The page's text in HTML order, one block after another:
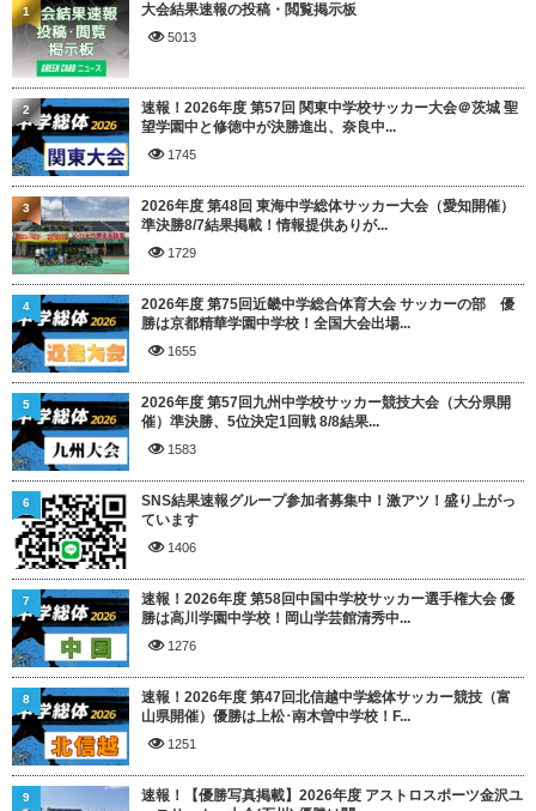
大会結果速報の投稿・閲覧掲示板
5013
1
速報！2026年度 第57回 関東中学校サッカー大会＠茨城 聖
望学園中と修徳中が決勝進出、奈良中...
1745
2
2026年度 第48回 東海中学総体サッカー大会（愛知開催）
準決勝8/7結果掲載！情報提供ありが...
1729
3
2026年度 第75回近畿中学総合体育大会 サッカーの部 優
勝は京都精華学園中学校！全国大会出場...
1655
4
2026年度 第57回九州中学校サッカー競技大会（大分県開
催）準決勝、5位決定1回戦 8/8結果...
1583
5
SNS結果速報グループ参加者募集中！激アツ！盛り上がっ
ています
1406
6
速報！2026年度 第58回中国中学校サッカー選手権大会 優
勝は高川学園中学校！岡山学芸館清秀中...
1276
7
速報！2026年度 第47回北信越中学総体サッカー競技（富
山県開催）優勝は上松･南木曽中学校！F...
1251
8
速報！【優勝写真掲載】2026年度 アストロスポーツ金沢ユ
9